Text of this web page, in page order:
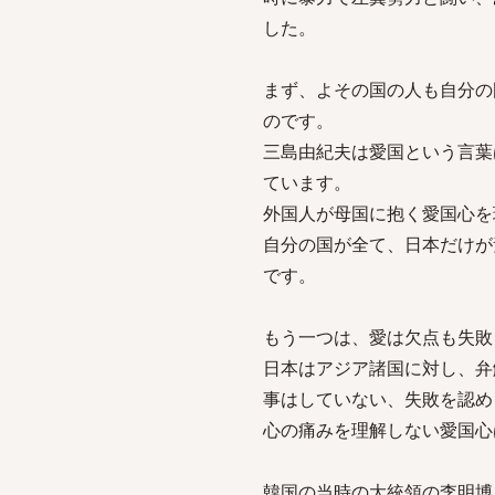
した。
まず、よその国の人も自分
のです。
三島由紀夫は愛国という言
ています。
外国人が母国に抱く愛国心
自分の国が全て、日本だけ
です。
もう一つは、愛は欠点も失
日本はアジア諸国に対し、
事はしていない、失敗を認
心の痛みを理解しない愛国